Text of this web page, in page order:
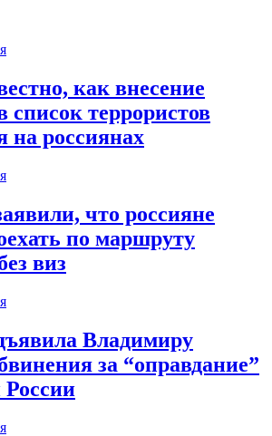
как внесение
список террористов
на россиянах
что россияне
по маршруту
виз
Владимиру
за “оправдание”
России